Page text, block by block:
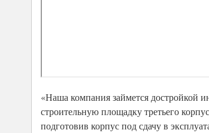
«Наша компания займется достройкой
строительную площадку третьего
подготовив корпус под сдачу в